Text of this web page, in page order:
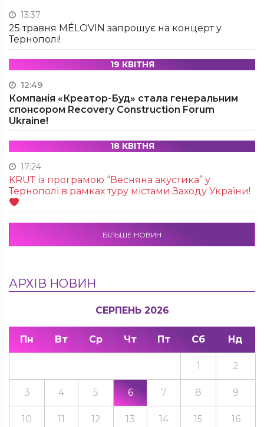
13:37
25 травня MÉLOVIN запрошує на концерт у
Тернополі!
19 КВІТНЯ
12:49
Компанія «Креатор-Буд» стала генеральним
спонсором Recovery Construction Forum
Ukraine!
18 КВІТНЯ
17:24
KRUТ із програмою “Весняна акустика” у
Тернополі в рамках туру містами Заходу України!
БІЛЬШЕ НОВИН
АРХІВ НОВИН
СЕРПЕНЬ 2026
Пн Вт Ср Чт Пт Сб Нд
1 2
3 4 5 6 7 8 9
10 11 12 13 14 15 16